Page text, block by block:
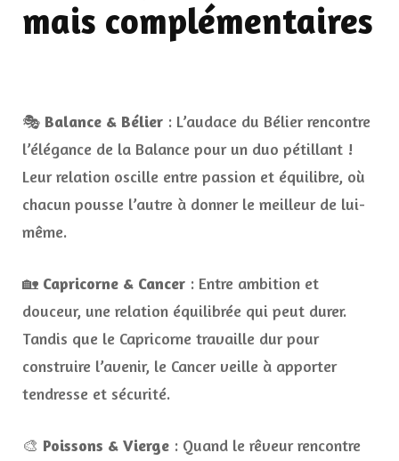
mais complémentaires
🎭 Balance & Bélier : L’audace du Bélier rencontre
l’élégance de la Balance pour un duo pétillant !
Leur relation oscille entre passion et équilibre, où
chacun pousse l’autre à donner le meilleur de lui-
même.
🏡 Capricorne & Cancer : Entre ambition et
douceur, une relation équilibrée qui peut durer.
Tandis que le Capricorne travaille dur pour
construire l’avenir, le Cancer veille à apporter
tendresse et sécurité.
🎨 Poissons & Vierge : Quand le rêveur rencontre